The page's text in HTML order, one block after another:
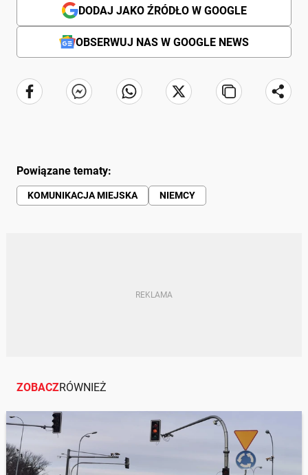
DODAJ JAKO ŹRÓDŁO W GOOGLE
OBSERWUJ NAS W GOOGLE NEWS
Powiązane tematy:
KOMUNIKACJA MIEJSKA NIEMCY
ZOBACZRÓWNIEŻ